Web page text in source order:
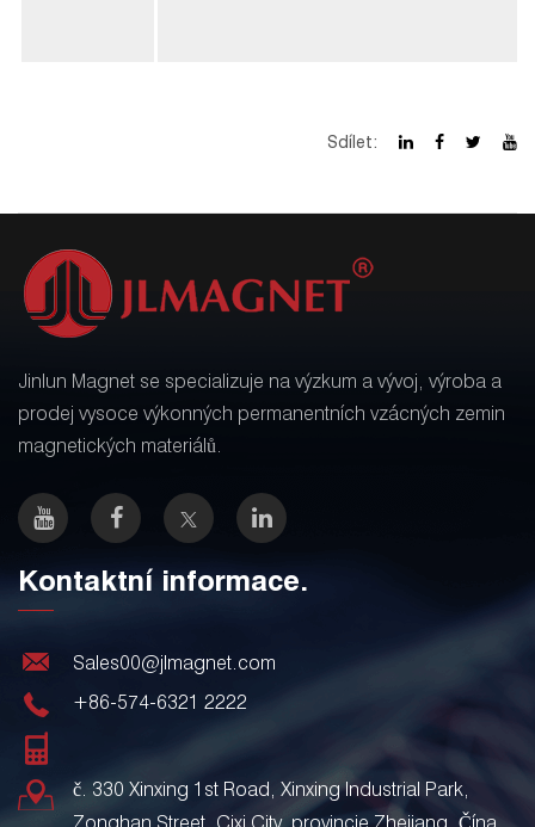
Sdílet:
Jinlun Magnet se specializuje na výzkum a vývoj, výroba a
prodej vysoce výkonných permanentních vzácných zemin
magnetických materiálů.
Kontaktní informace.
Sales00@jlmagnet.com
+86-574-6321 2222
č. 330 Xinxing 1st Road, Xinxing Industrial Park,
Zonghan Street, Cixi City, provincie Zhejiang, Čína